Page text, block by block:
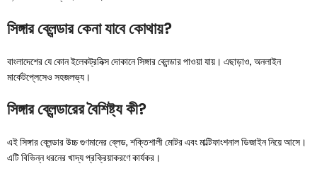
সিঙ্গার ব্লেন্ডার কেনা যাবে কোথায়?
বাংলাদেশের যে কোন ইলেকট্রনিক্স দোকানে সিঙ্গার ব্লেন্ডার পাওয়া যায়। এছাড়াও, অনলাইন
মার্কেটপ্লেসেও সহজলভ্য।
সিঙ্গার ব্লেন্ডারের বৈশিষ্ট্য কী?
এই সিঙ্গার ব্লেন্ডার উচ্চ গুণমানের ব্লেড, শক্তিশালী মোটর এবং মাল্টিফাংশনাল ডিজাইন নিয়ে আসে।
এটি বিভিন্ন ধরনের খাদ্য প্রক্রিয়াকরণে কার্যকর।